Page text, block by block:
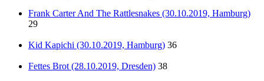
Frank Carter And The Rattlesnakes (30.10.2019, Hamburg)
29
Kid Kapichi (30.10.2019, Hamburg) 36
Fettes Brot (28.10.2019, Dresden) 38